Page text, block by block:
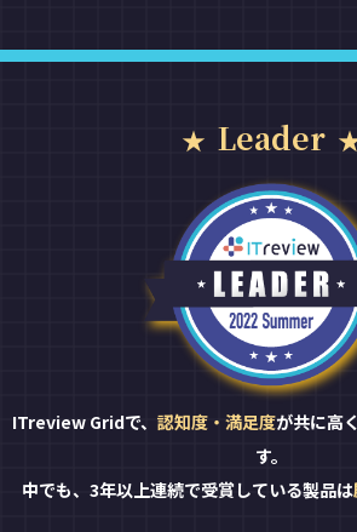
Leader
ITreview Gridで、 認知度・満足度が共に高
す。
中でも、3年以上連続で受賞している製品は